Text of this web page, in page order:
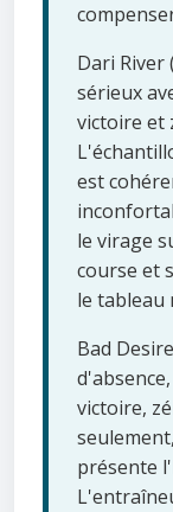
Dari River
sérieux
victoire et
est
le virage
course et
le tableau
Bad
victoire,
présente